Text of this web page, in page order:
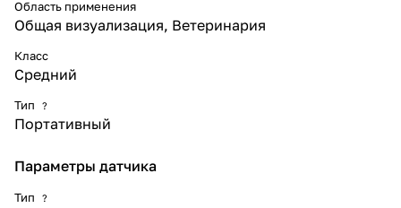
Область применения
Общая визуализация, Ветеринария
Класс
Средний
Тип ?
Портативный
Параметры датчика
Тип ?